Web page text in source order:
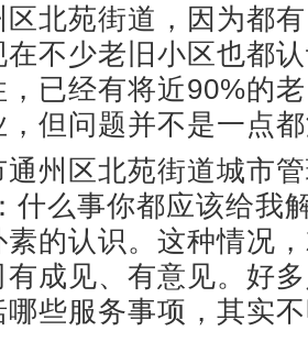
苑街道，因为都有
不少老旧小区也都
，已经有将近90%的
，但问题并不是一点
区北苑街道城市管
什么事你都应该给我
素的认识。这种情况
有成见、有意见。好
些服务事项，其实